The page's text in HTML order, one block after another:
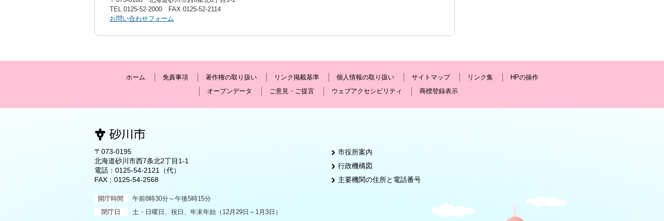
TEL 0125-52-2000 FAX 0125-52-2114
お問い合わせフォーム
ホーム 免責事項 著作権の取り扱い リンク掲載基準 個人情報の取り扱い サイトマップ リンク集
HPの操作
オープンデータ
ご意見・ご提言 ウェブアクセシビリティ 商標登録表示
〒073-0195
北海道砂川市西7条北2丁目1-1
電話： 0125-54-2121
（代）
FAX：0125-54-2568
開庁時間
午前8時30分～午後5時15分
閉庁日
土・日曜日、祝日、年末年始（12月29日～1月3日）
市役所案内
行政機構図
主要機関の住所と電話番号